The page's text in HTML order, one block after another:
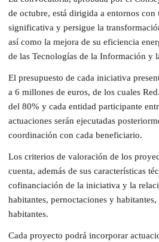
de octubre, está dirigida a entornos con
significativa y persigue la
así como la mejora de su eficiencia
de las Tecnologías de la Información y
El presupuesto de cada iniciativa
a 6 millones de euros, de los cuales
del 80% y cada entidad participante
actuaciones serán ejecutadas
coordinación con cada beneficiario.
Los criterios de valoración de los
cuenta, además de sus características
cofinanciación de la iniciativa y la
habitantes, pernoctaciones y
habitantes.
Cada proyecto podrá incorporar